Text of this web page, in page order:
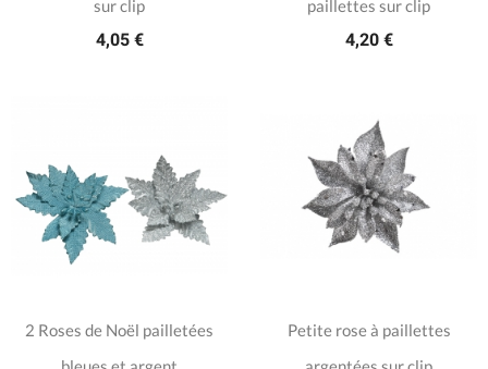
sur clip
4,05 €
paillettes sur clip
4,20 €
2 Roses de Noël pailletées
Petite rose à paillettes